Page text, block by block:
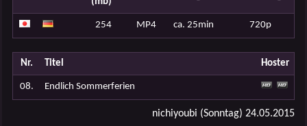
254 MP4 ca. 25min 720p
Nr. Titel Hoster
08. Endlich Sommerferien
nichiyoubi (Sonntag) 24.05.2015